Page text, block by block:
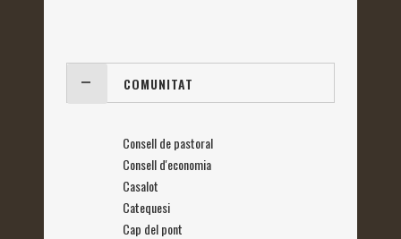
COMUNITAT
Consell de pastoral
Consell d'economia
Casalot
Catequesi
Cap del pont